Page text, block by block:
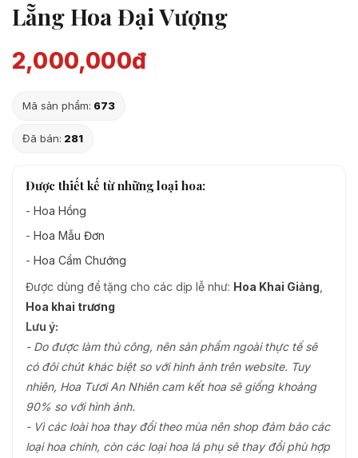
Lẵng Hoa Đại Vượng
2,000,000đ
Mã sản phẩm: 673
Đã bán: 281
Được thiết kế từ những loại hoa:
- Hoa Hồng
- Hoa Mẫu Đơn
- Hoa Cẩm Chướng
Được dùng để tặng cho các dịp lễ như: Hoa Khai Giảng
Hoa khai trương
Lưu ý:
- Do được làm thủ công, nên sản phẩm ngoài thực tế sẽ
có đôi chút khác biệt so với hình ảnh trên website. Tuy
nhiên, Hoa Tươi An Nhiên cam kết hoa sẽ giống khoảng
90% so với hình ảnh.
- Vì các loài hoa thay đổi theo mùa nên shop đảm bảo các
loại hoa chính, còn các loại hoa lá phụ sẽ thay đổi phù hợp